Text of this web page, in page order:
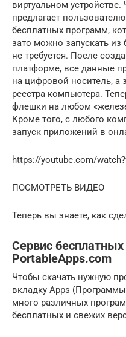
виртуальном устройстве.
предлагает
бесплатных программ,
зато можно запускать из
не требуется. После
платформе, все данные
на цифровой носитель, а
реестра компьютера.
флешки на любом
Кроме того, с любого
запуск приложений в
https://youtube.com/
ПОСМОТРЕТЬ ВИДЕО
Теперь вы знаете, как
Сервис
PortableApps.com
Чтобы скачать нужную
вкладку Apps
много различных
бесплатных и свежих